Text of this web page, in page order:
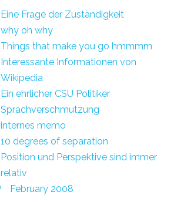
Eine Frage der Zuständigkeit
why oh why
Things that make you go hmmmm
Interessante Informationen von
Wikipedia
Ein ehrlicher CSU Politiker
Sprachverschmutzung
internes memo
10 degrees of separation
Position und Perspektive sind immer
relativ
February 2008